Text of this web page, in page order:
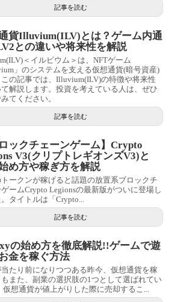
記事を読む
貨Illuvium(ILV)とは？ゲーム内通
との違いや将来性を解説
＜イルビウム＞は、NFTゲーム
」のシステムを支える仮想通貨(暗号資産)
の記事では、Illuvium(ILV)の特徴や将来性
解説します。投資を考えている人は、ぜひ
てください。
記事を読む
ロックチェーンゲーム】Crypto
V3(クリプトレギオンズV3)と
め方や稼ぎ方を解説
ークンが稼げると話題の放置系ブロックチ
ゲームCrypto Legionsの最新版がついに登場し
タイトルは「Crypto...
記事を読む
の始め方を徹底解説!!ゲームで遊
金を稼ぐ方法
たり前になりつつある昨今、仮想通貨を稼
もまた、副業の選択肢の1つとして選ばれてい
仮想通貨が値上がりした際に売却するこ...